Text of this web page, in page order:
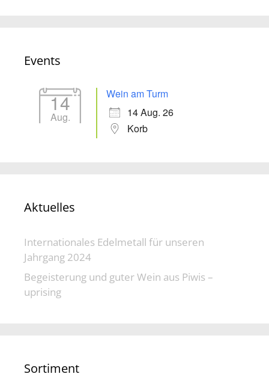
Events
14
Aug.
Wein am Turm
14 Aug. 26
Korb
Aktuelles
Internationales Edelmetall für unseren
Jahrgang 2024
Begeisterung und guter Wein aus Piwis –
uprising
Sortiment